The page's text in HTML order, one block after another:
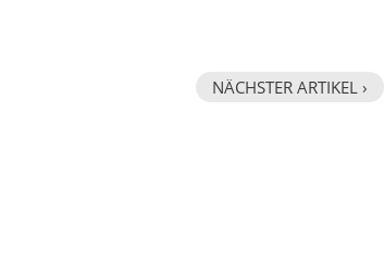
NÄCHSTER ARTIKEL ›